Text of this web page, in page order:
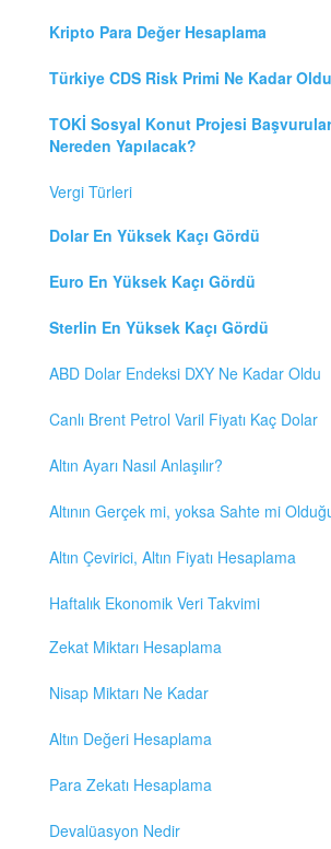
Kripto Para Değer Hesaplama
Türkiye CDS Risk Primi Ne Kadar Oldu
TOKİ Sosyal Konut Projesi
Nereden Yapılacak?
Vergi Türleri
Dolar En Yüksek Kaçı Gördü
Euro En Yüksek Kaçı Gördü
Sterlin En Yüksek Kaçı Gördü
ABD Dolar Endeksi DXY Ne Kadar Oldu
Canlı Brent Petrol Varil Fiyatı Kaç Dolar
Altın Ayarı Nasıl Anlaşılır?
Altının Gerçek mi, yoksa Sahte mi
Altın Çevirici, Altın Fiyatı Hesaplama
Haftalık Ekonomik Veri Takvimi
Zekat Miktarı Hesaplama
Nisap Miktarı Ne Kadar
Altın Değeri Hesaplama
Para Zekatı Hesaplama
Devalüasyon Nedir